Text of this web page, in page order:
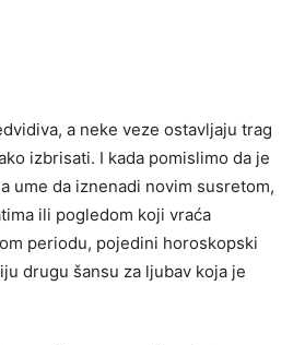
a neke veze ostavljaju trag
izbrisati. I kada pomislimo da je
ume da iznenadi novim susretom,
ili pogledom koji vraća
periodu, pojedini horoskopski
drugu šansu za ljubav koja je